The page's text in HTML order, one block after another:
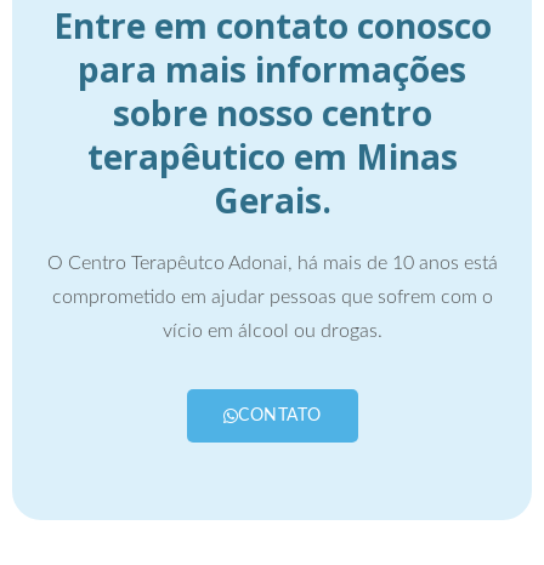
Entre em contato conosco
para mais informações
sobre nosso centro
terapêutico em Minas
Gerais.
O Centro Terapêutco Adonai, há mais de 10 anos está
comprometido em ajudar pessoas que sofrem com o
vício em álcool ou drogas.
CONTATO